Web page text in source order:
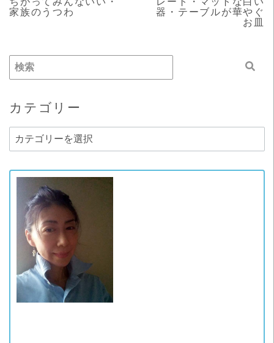
家族のうつわ
器・テーブルが華やぐ
お皿
カテゴリー
カ
テ